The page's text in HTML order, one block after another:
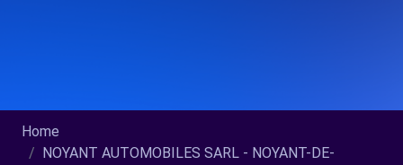
Home
NOYANT AUTOMOBILES SARL - NOYANT-DE-